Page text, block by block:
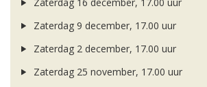
Zaterdag 16 december, 17.00 uur
Zaterdag 9 december, 17.00 uur
Zaterdag 2 december, 17.00 uur
Zaterdag 25 november, 17.00 uur